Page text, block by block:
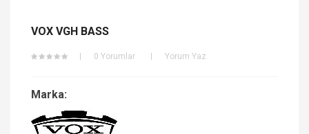
VOX VGH BASS
0 Yorumlar Yorum Yaz
Marka: